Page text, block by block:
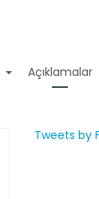
Açıklamalar
Tweets by